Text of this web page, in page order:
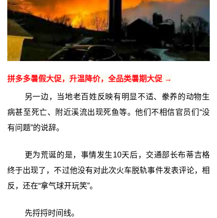
拼多多暑假大促，升温降价，全品类暑期大促 →
另一边，当地老百姓反映有明显不适、豢养的动物生
病甚至死亡、附近溪流出现死鱼等。他们不相信官员们“没
有问题”的说辞。
更为荒诞的是，事情发生10天后，交通部长布蒂吉格
终于出现了，不过他没有对此次火车脱轨事件发表评论，相
反，还在“拿气球开玩笑”。
先捋捋时间线。